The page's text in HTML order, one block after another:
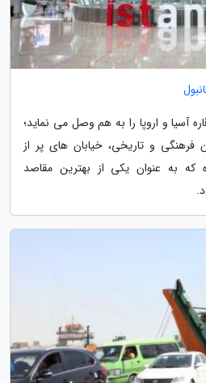
آسیا و اروپا را به هم وصل می نماید؛
و تاریخی، خیابان های پر از
که به عنوان یکی از بهترین مقاصد